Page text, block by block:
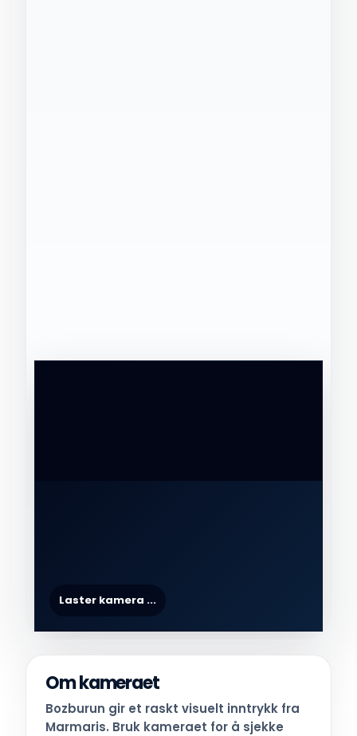
Om kameraet
Bozburun gir et raskt visuelt inntrykk fra
Marmaris. Bruk kameraet for å sjekke